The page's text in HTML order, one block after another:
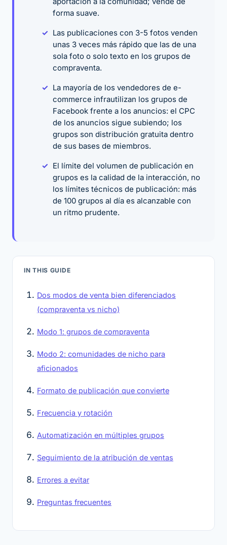
forma suave.
Las publicaciones con 3-5 fotos venden
unas 3 veces más rápido que las de una
sola foto o solo texto en los grupos de
compraventa.
La mayoría de los vendedores de e-
commerce infrautilizan los grupos de
Facebook frente a los anuncios: el CPC
de los anuncios sigue subiendo; los
grupos son distribución gratuita dentro
de sus bases de miembros.
El límite del volumen de publicación en
grupos es la calidad de la interacción, no
los límites técnicos de publicación: más
de 100 grupos al día es alcanzable con
un ritmo prudente.
IN THIS GUIDE
Dos modos de venta bien diferenciados
(compraventa vs nicho)
Modo 1: grupos de compraventa
Modo 2: comunidades de nicho para
aficionados
Formato de publicación que convierte
Frecuencia y rotación
Automatización en múltiples grupos
Seguimiento de la atribución de ventas
Errores a evitar
Preguntas frecuentes